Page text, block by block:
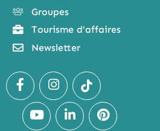
Groupes
Tourisme d'affaires
Newsletter